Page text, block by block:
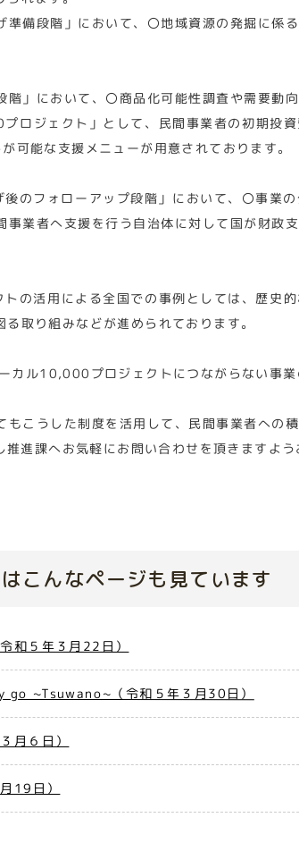
準備段階」において、〇地域資源の発掘に
階」において、〇商品化可能性調査や需要
ロジェクト」として、民間事業者の初期投
可能な支援メニューが用意されております。
のフォローアップ段階」において、〇事業
業者へ支援を行う自治体に対して国が財政
の活用による全国での事例としては、歴史
取り組みなどが進められております。
カル10,000プロジェクトにつながらない事業
こうした制度を活用して、民間事業者への
進課へお気軽にお問い合わせを頂きますよう
こんなページも見ています
和５年３月22日）
go ~Tsuwano~（令和５年３月30日）
月６日）
19日）